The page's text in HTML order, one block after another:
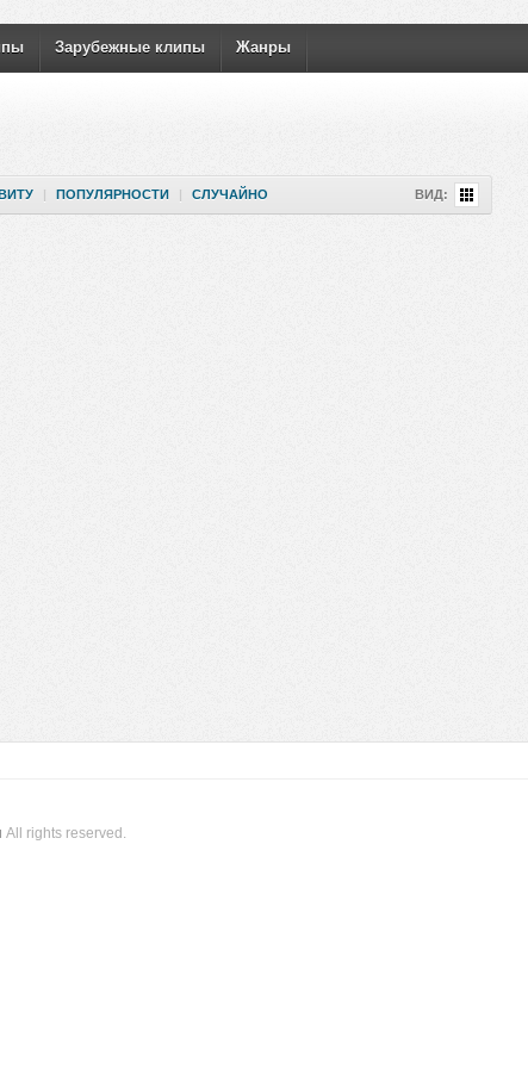
Зарубежные клипы Жанры
| ПОПУЛЯРНОСТИ | СЛУЧАЙНО ВИД:
All rights reserved.